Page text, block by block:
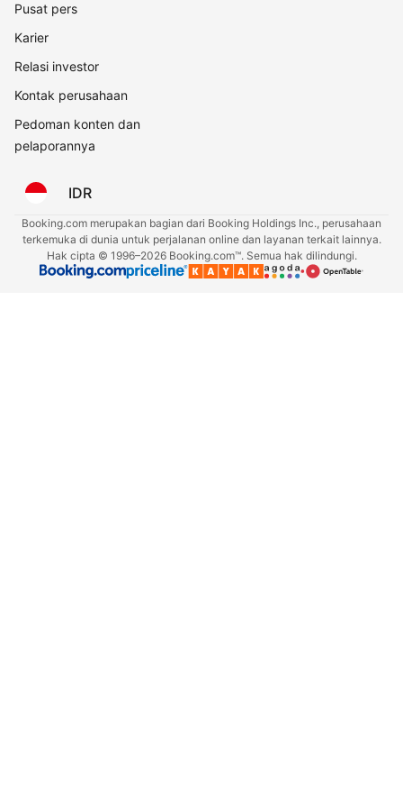
Pusat pers
Karier
Relasi investor
Kontak perusahaan
Pedoman konten dan
pelaporannya
IDR
Booking.com merupakan bagian dari Booking Holdings Inc., perusahaan
terkemuka di dunia untuk perjalanan online dan layanan terkait lainnya.
Hak cipta © 1996–2026 Booking.com™. Semua hak dilindungi.